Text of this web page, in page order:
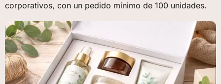
corporativos, con un pedido mínimo de 100 unidades.